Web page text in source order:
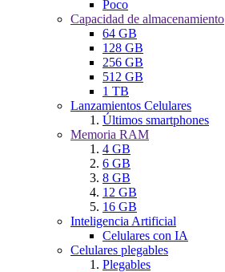
Poco
Capacidad de almacenamiento
64 GB
128 GB
256 GB
512 GB
1 TB
Lanzamientos Celulares
Últimos smartphones
Memoria RAM
4 GB
6 GB
8 GB
12 GB
16 GB
Inteligencia Artificial
Celulares con IA
Celulares plegables
Plegables